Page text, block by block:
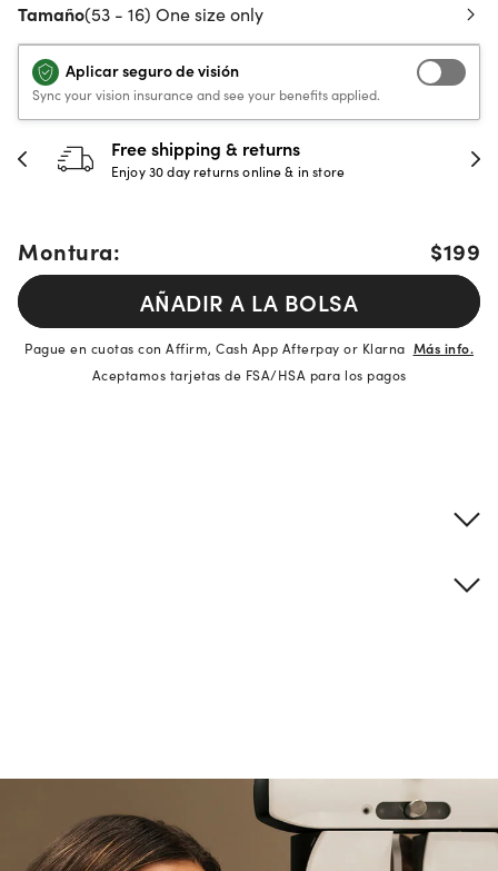
Tamaño(53 - 16) One size only
Aplicar seguro de visión
Sync your vision insurance and see your benefits applied.
Free shipping & returns
Enjoy 30 day returns online & in store
Montura:
$199
AÑADIR A LA BOLSA
Pague en cuotas con Affirm, Cash App Afterpay or Klarna Más info.
Aceptamos tarjetas de FSA/HSA para los pagos